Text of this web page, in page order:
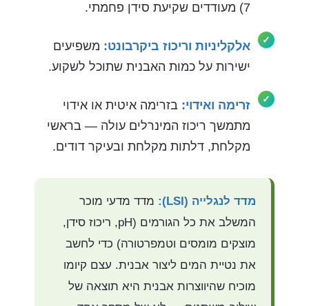
7) מעודדים שקיעת סידן פחמתי.
אלקליניות וריכוז ביקרבונט: משפיעים
ישירות על כמות האבנית שתוכל לשקוע.
זרימה ואידוי: בזרימה איטית או אידוי
מתמשך ריכוז המינרלים עולה — בראשי
מקלחת, דלתות מקלחת ובעיקר דודים.
מדד לנגלייה (LSI):
מדד מדעי מוכר
המשלב את כל הגורמים (pH, ריכוז סידן,
מוצקים מומסים וטמפרטורה) כדי לחשב
את נטיית המים ליצור אבנית. עצם קיומו
מוכיח שהיווצרות אבנית היא תוצאה של